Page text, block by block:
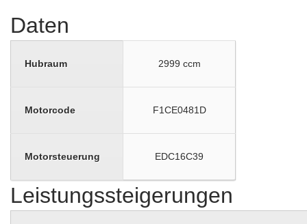
Daten
Hubraum 2999 ccm
Motorcode F1CE0481D
Motorsteuerung EDC16C39
Leistungssteigerungen